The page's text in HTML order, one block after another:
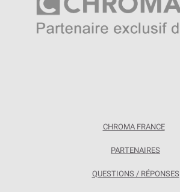
CHROMA FRANCE
PARTENAIRES
QUESTIONS / RÉPONSES